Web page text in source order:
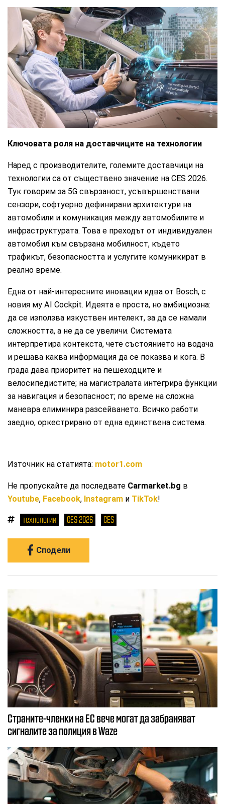
Bosch
Ключовата роля на доставчиците на технологии
Наред с производителите, големите доставчици на
технологии са от съществено значение на CES 2026.
Тук говорим за 5G свързаност, усъвършенствани
сензори, софтуерно дефинирани архитектури на
автомобили и комуникация между автомобилите и
инфраструктурата. Това е преходът от индивидуален
автомобил към свързана мобилност, където
трафикът, безопасността и услугите комуникират в
реално време.
Една от най-интересните иновации идва от Bosch, с
новия му AI Cockpit. Идеята е проста, но амбициозна:
да се използва изкуствен интелект, за да се намали
сложността, а не да се увеличи. Системата
интерпретира контекста, чете състоянието на водача
и решава каква информация да се показва и кога. В
града дава приоритет на пешеходците и
велосипедистите; на магистралата интегрира функции
за навигация и безопасност; по време на сложна
маневра елиминира разсейването. Всичко работи
заедно, оркестрирано от една единствена система.
Източник на статията: motor1.com
Не пропускайте да последвате Carmarket.bg в
Youtube, Facebook, Instagram и TikTok!
технологии CES 2026 CES
Сподели
Страните-членки на ЕС вече могат да забраняват
сигналите за полиция в Waze